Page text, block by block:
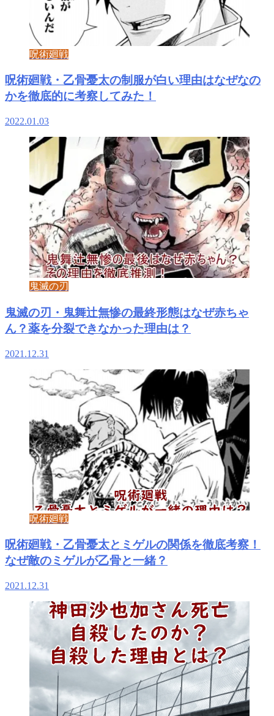
呪術廻戦
呪術廻戦・乙骨憂太の制服が白い理由はなぜなの
かを徹底的に考察してみた！
2022.01.03
鬼滅の刃
鬼滅の刃・鬼舞辻無惨の最終形態はなぜ赤ちゃ
ん？薬を分裂できなかった理由は？
2021.12.31
呪術廻戦
呪術廻戦・乙骨憂太とミゲルの関係を徹底考察！
なぜ敵のミゲルが乙骨と一緒？
2021.12.31